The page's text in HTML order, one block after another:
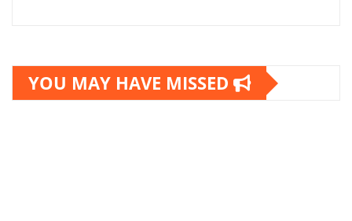
YOU MAY HAVE MISSED